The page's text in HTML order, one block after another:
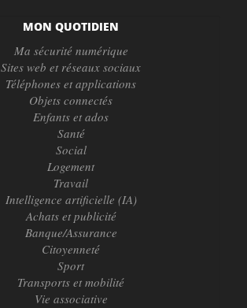
MON QUOTIDIEN
Ma sécurité numérique
Sites web et réseaux sociaux
Téléphones et applications
Objets connectés
Enfants et ados
Santé
Social
Logement
Travail
Intelligence artificielle (IA)
Achats et publicité
Banque/Assurance
Citoyenneté
Sport
Transports et mobilité
Vie associative